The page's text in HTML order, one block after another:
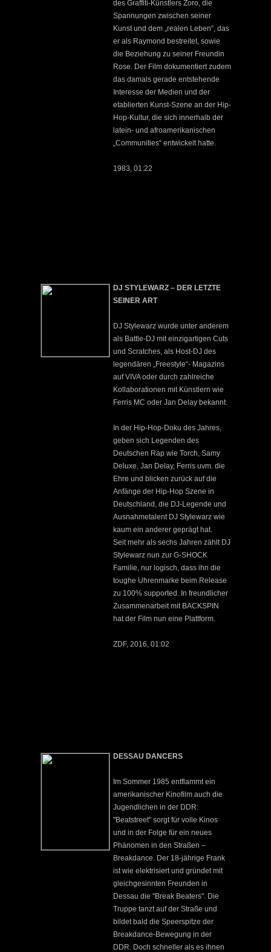
des Graffiti-Künstlers Zoro, die
Spannungen zwischen seiner
Kunst und dem „realen Leben“, das
er als Raymond bestreitet, sowie
die Beziehung zu seiner Freundin
Rose. Der Film dokumentiert zudem
das damals gerade entstehende
Interesse der Medien und der
etablierten Kunst-Szene an der Hip-
Hop-Kultur, die sich innerhalb der
latein- und afroamerikanischen
„Communities“ entwickelt hatte.
1983, 01:22
DJ STYLEWARZ – DER LETZTE
SEINER ART
DJ Stylewarz wurde unter anderem
als Battle-DJ mit einzigartigen Cuts
und Scratches, als Host-DJ des
legendären „Freestyle“- Magazins
auf VIVA oder durch zahlreiche
Kollaborationen mit Künstlern wie
Ferris MC oder Jan Delay bekannt.
In der Hip-Hop-Doku des Jahres,
geben sich Legenden des
Deutschen Rap wie Torch, Samy
Deluxe, Jan Delay, Ferris uvm. die
Ehre und blicken zurück auf die
Anfänge der Hip-Hop Szene in
Deutschland, die DJ-Legende und
Ausnahmetalent DJ Stylewarz wie
kaum ein anderer geprägt hat.
Seit mehr als sechs Jahren zählt DJ
Stylewarz nun zur G-SHOCK
Familie, nur logisch, dass ihn die
toughe Uhrenmarke beim Release
zu 100% supported. In freundlicher
Zusammenarbeit mit BACKSPIN
hat der Film nun eine Plattform.
ZDF, 2016, 01:02
DESSAU DANCERS
Im Sommer 1985 entflammt ein
amerikanischer Kinofilm auch die
Jugendlichen in der DDR:
"Beatstreet" sorgt für volle Kinos
und in der Folge für ein neues
Phänomen in den Straßen –
Breakdance. Der 18-jährige Frank
ist wie elektrisiert und gründet mit
gleichgesinnten Freunden in
Dessau die "Break Beaters". Die
Truppe tanzt auf der Straße und
bildet bald die Speerspitze der
Breakdance-Bewegung in der
DDR. Doch schneller als es ihnen